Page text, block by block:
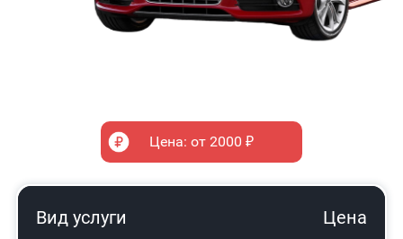
Цена: от 2000 ₽
Вид услуги Цена